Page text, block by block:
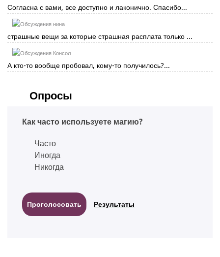
Согласна с вами, все доступно и лаконично. Спасибо...
нина
страшные вещи за которые страшная расплата только ...
Консол
А кто-то вообще пробовал, кому-то получилось?...
Опросы
Как часто используете магию?
Часто
Иногда
Никогда
Результаты